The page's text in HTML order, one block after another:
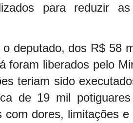
para reduzir
o deputado, dos R$ 58
foram liberados pelo
teriam sido
de 19 mil
com dores, limitações